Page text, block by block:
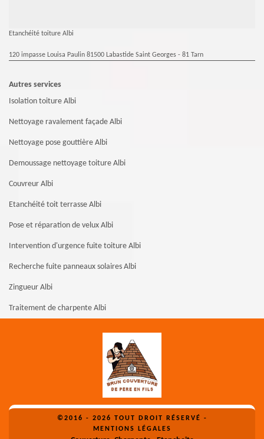
Etanchéité toiture Albi
120 impasse Louisa Paulin 81500 Labastide Saint Georges - 81 Tarn
Autres services
Isolation toiture Albi
Nettoyage ravalement façade Albi
Nettoyage pose gouttière Albi
Demoussage nettoyage toiture Albi
Couvreur Albi
Etanchéité toit terrasse Albi
Pose et réparation de velux Albi
Intervention d'urgence fuite toiture Albi
Recherche fuite panneaux solaires Albi
Zingueur Albi
Traitement de charpente Albi
©2016 - 2026 TOUT DROIT RÉSERVÉ -
MENTIONS LÉGALES